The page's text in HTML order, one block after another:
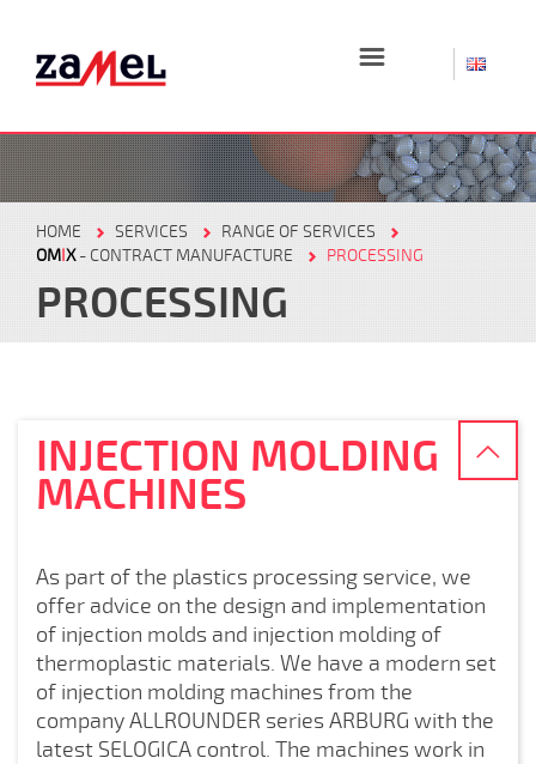
☰
HOME SERVICES
RANGE OF SERVICES
OMIX- CONTRACT MANUFACTURE PROCESSING
PROCESSING
INJECTION MOLDING
MACHINES
As part of the plastics processing service, we
offer advice on the design and implementation
of injection molds and injection molding of
thermoplastic materials. We have a modern set
of injection molding machines from the
company ALLROUNDER series ARBURG with the
latest SELOGICA control. The machines work in